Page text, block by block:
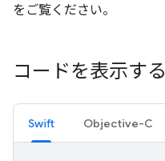
をご覧ください。
コードを表示する
Swift Objective-C